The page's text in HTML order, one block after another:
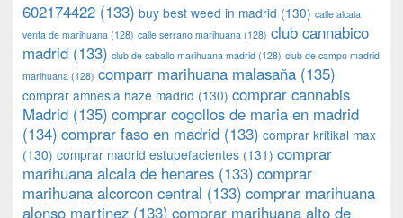
602174422 (133) buy best weed in madrid (130) calle alcala
venta de marihuana (128) calle serrano marihuana (128) club cannabico
madrid (133) club de caballo marihuana madrid (128) club de campo madrid
marihuana (128) comparr marihuana malasaña (135)
comprar amnesia haze madrid (130) comprar cannabis
Madrid (135) comprar cogollos de maria en madrid
(134) comprar faso en madrid (133) comprar kritikal max
(130) comprar madrid estupefacientes (131) comprar
marihuana alcala de henares (133) comprar
marihuana alcorcon central (133) comprar marihuana
alonso martinez (133) comprar marihuana alto de